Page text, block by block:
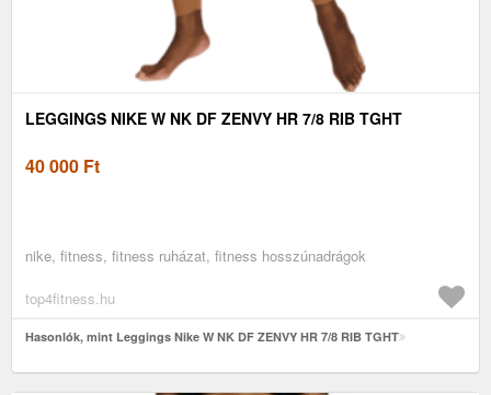
LEGGINGS NIKE W NK DF ZENVY HR 7/8 RIB TGHT
40 000 Ft
nike, fitness, fitness ruházat, fitness hosszúnadrágok
top4fitness.hu
Hasonlók, mint Leggings Nike W NK DF ZENVY HR 7/8 RIB TGHT